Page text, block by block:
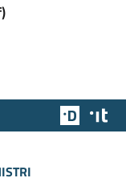
Team